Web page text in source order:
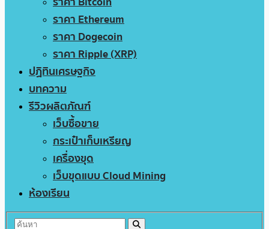
ราคา Ethereum
ราคา Dogecoin
ราคา Ripple (XRP)
ปฏิทินเศรษฐกิจ
บทความ
รีวิวผลิตภัณฑ์
เว็บซื้อขาย
กระเป๋าเก็บเหรียญ
เครื่องขุด
เว็บขุดแบบ Cloud Mining
ห้องเรียน